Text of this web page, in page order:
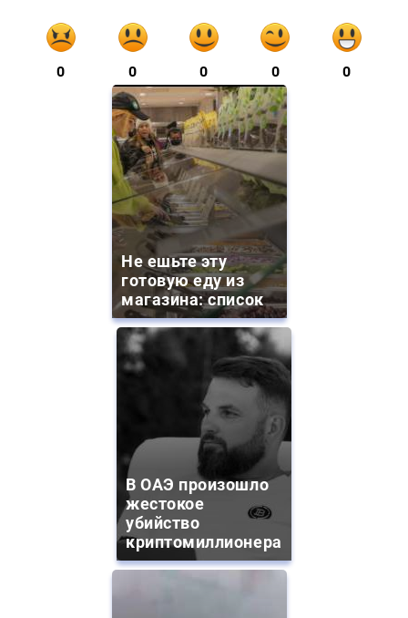
0 0 0 0 0
Не ешьте эту
готовую еду из
магазина: список
В ОАЭ произошло
жестокое
убийство
криптомиллионера